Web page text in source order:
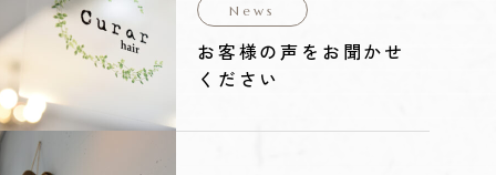
News
お客様の声をお聞かせ
ください